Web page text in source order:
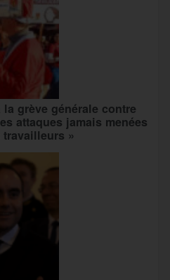
grève générale contre
attaques jamais menées
»